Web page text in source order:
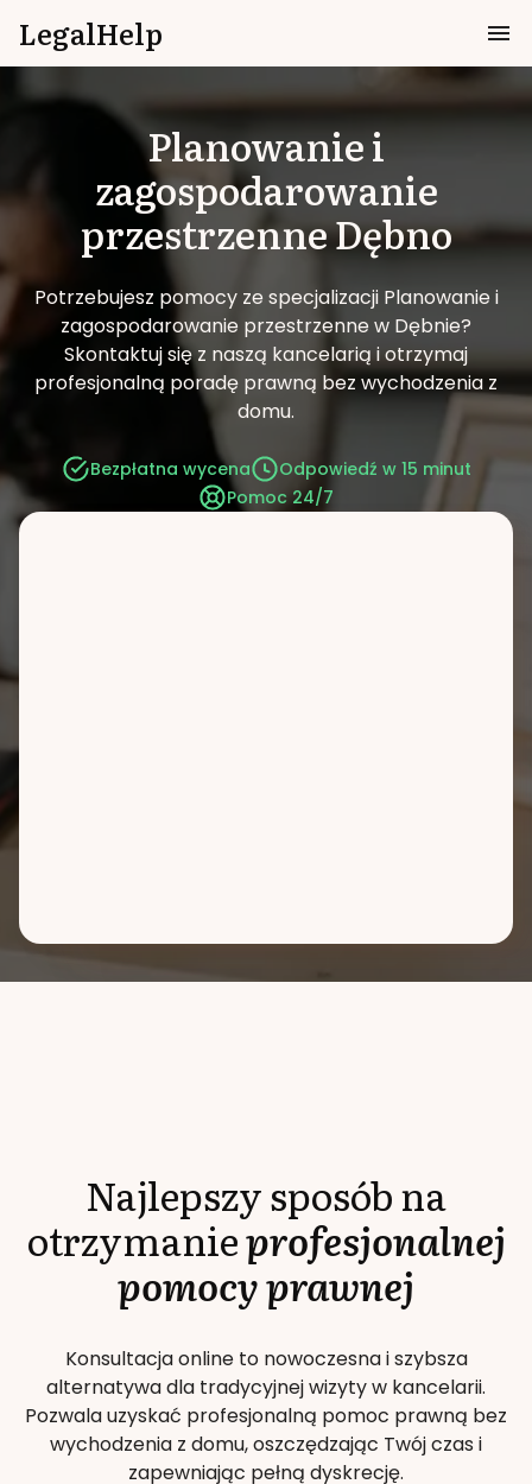
LegalHelp
Planowanie i
zagospodarowanie
przestrzenneDębno
Potrzebujesz pomocy ze specjalizacji Planowanie i
zagospodarowanie przestrzenne w Dębnie?
Skontaktuj się z naszą kancelarią i otrzymaj
profesjonalną poradę prawną bez wychodzenia z
domu.
Bezpłatna wycena
Odpowiedź w 15 minut
Pomoc 24/7
Najlepszy sposób na
otrzymanieprofesjonalnej
pomocy prawnej
Konsultacja online to nowoczesna i szybsza
alternatywa dla tradycyjnej wizyty w kancelarii.
Pozwala uzyskać profesjonalną pomoc prawną bez
wychodzenia z domu, oszczędzając Twój czas i
zapewniając pełną dyskrecję.